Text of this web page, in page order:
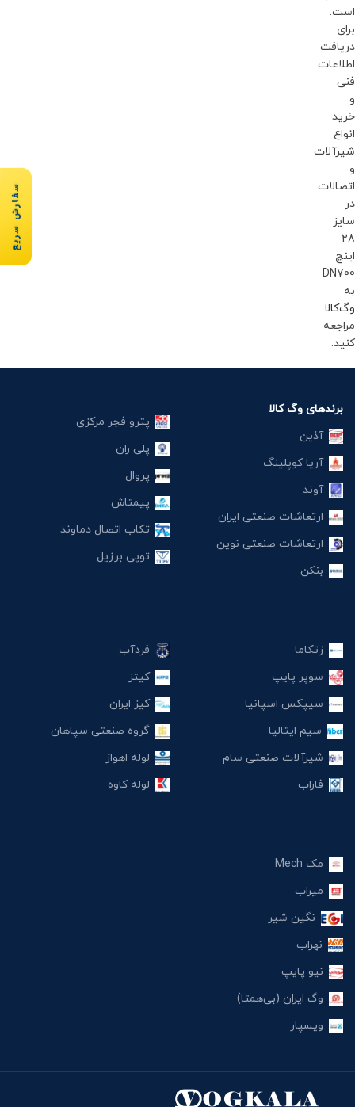
است.
برای
دریافت
اطلاعات
فنی
و
خرید
انواع
شیرآلات
و
اتصالات
در
سایز
28
اینچ
DN700
به
وگ‌کالا
مراجعه
کنید.
برندهای وگ کالا
آذین
آریا کوپلینگ
آوند
ارتعاشات صنعتی ایران
ارتعاشات صنعتی نوین
بنکن
پترو فجر مرکزی
پلی ران
پروال
پیمتاش
تکاب اتصال دماوند
توپی برزیل
زتکاما
سوپر پایپ
سیپکس اسپانیا
سیم ایتالیا
شیرآلات صنعتی سام
فاراب
فردآب
کیتز
کیز ایران
گروه صنعتی سپاهان
لوله اهواز
لوله کاوه
مک Mech
میراب
نگین شیر
نهراب
نیو پایپ
وگ ایران (بی‌همتا)
ویسپار
سفارش سریع